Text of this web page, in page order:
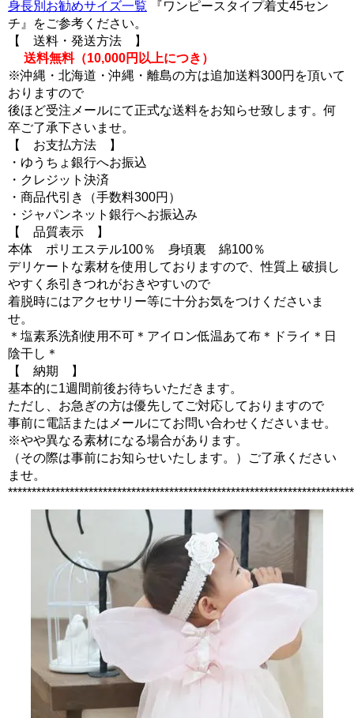
身長別お勧めサイズ一覧 『ワンピースタイプ着丈45セン
チ』をご参考ください。
【 送料・発送方法 】
送料無料（10,000円以上につき）
※沖縄・北海道・沖縄・離島の方は追加送料300円を頂いて
おりますので
後ほど受注メールにて正式な送料をお知らせ致します。何
卒ご了承下さいませ。
【 お支払方法 】
・ゆうちょ銀行へお振込
・クレジット決済
・商品代引き（手数料300円）
・ジャパンネット銀行へお振込み
【 品質表示 】
本体 ポリエステル100％ 身頃裏 綿100％
デリケートな素材を使用しておりますので、性質上 破損し
やすく糸引きつれがおきやすいので
着脱時にはアクセサリー等に十分お気をつけくださいま
せ。
＊塩素系洗剤使用不可＊アイロン低温あて布＊ドライ＊日
陰干し＊
【 納期 】
基本的に1週間前後お待ちいただきます。
ただし、お急ぎの方は優先してご対応しておりますので
事前に電話またはメールにてお問い合わせくださいませ。
※やや異なる素材になる場合があります。
（その際は事前にお知らせいたします。）ご了承ください
ませ。